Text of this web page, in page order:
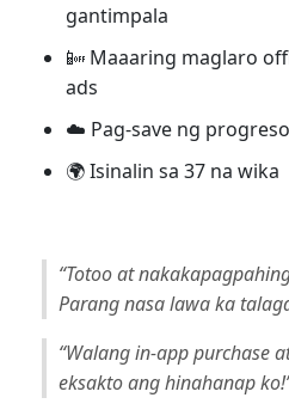
gantimpala
📴 Maaaring maglaro
ads
☁️ Pag-save ng
🌍 Isinalin sa 37 na wika
“Totoo at
Parang nasa lawa ka
“Walang in-app purchase
eksakto ang hinahanap